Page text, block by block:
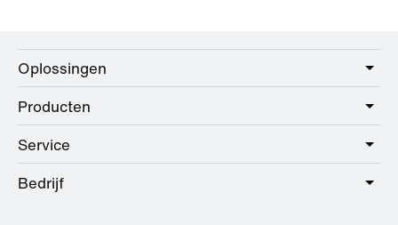
Oplossingen
Care
Public
Hotel
Education
Producten
Sanitair
Beslag
Service
Dienstenpakket
Bedrijf